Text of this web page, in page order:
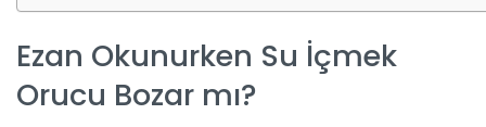
Ezan Okunurken Su İçmek
Orucu Bozar mı?